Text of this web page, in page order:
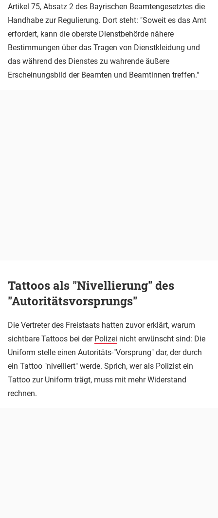
Artikel 75, Absatz 2 des Bayrischen Beamtengesetztes die
Handhabe zur Regulierung. Dort steht: "Soweit es das Amt
erfordert, kann die oberste Dienstbehörde nähere
Bestimmungen über das Tragen von Dienstkleidung und
das während des Dienstes zu wahrende äußere
Erscheinungsbild der Beamten und Beamtinnen treffen."
Tattoos als "Nivellierung" des
"Autoritätsvorsprungs"
Die Vertreter des Freistaats hatten zuvor erklärt, warum
sichtbare Tattoos bei der Polizei nicht erwünscht sind: Die
Uniform stelle einen Autoritäts-"Vorsprung" dar, der durch
ein Tattoo "nivelliert" werde. Sprich, wer als Polizist ein
Tattoo zur Uniform trägt, muss mit mehr Widerstand
rechnen.